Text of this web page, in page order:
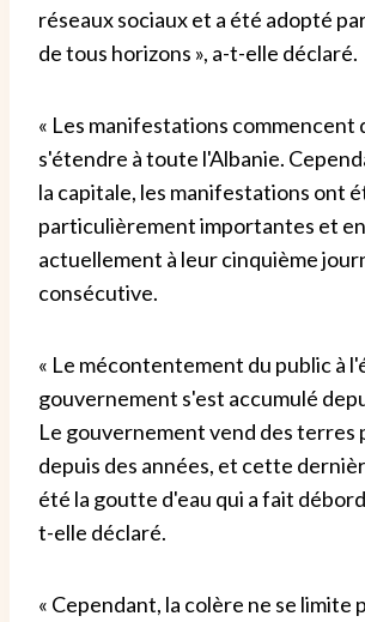
réseaux sociaux et a été adopté
de tous horizons », a-t-elle déclaré.
« Les manifestations commencent
s'étendre à toute l'Albanie.
la capitale, les manifestations ont
particulièrement importantes et
actuellement à leur cinquième
consécutive.
« Le mécontentement du public à
gouvernement s'est accumulé
Le gouvernement vend des terres
depuis des années, et cette
été la goutte d'eau qui a fait
t-elle déclaré.
« Cependant, la colère ne se limite